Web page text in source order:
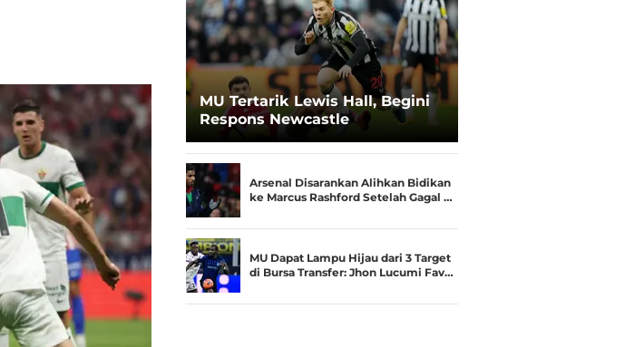
MU Tertarik Lewis Hall, Begini
Respons Newcastle
Arsenal Disarankan Alihkan Bidikan
ke Marcus Rashford Setelah Gagal …
MU Dapat Lampu Hijau dari 3 Target
di Bursa Transfer: Jhon Lucumi Fav…